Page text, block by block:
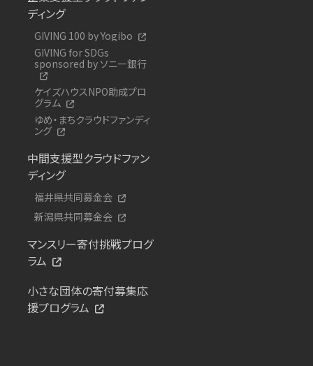
ディング
GIVING 100 by Yogibo
GIVING for SDGs
sponsored by ソニー銀行
ケイズハウスNPO助成プロ
グラム
ゆめ・まちクラウドファンディ
ング
中間支援型クラウドファン
ディング
福井県共同募金会
新潟県共同募金会
マンスリー寄付挑戦プログ
ラム
小さな団体の寄付募集応
援プログラム